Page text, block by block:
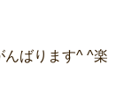
んばります^ ^楽